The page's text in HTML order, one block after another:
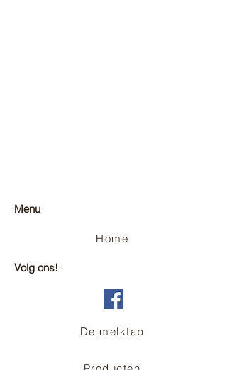
Menu
Home
Volg ons!
De melktap